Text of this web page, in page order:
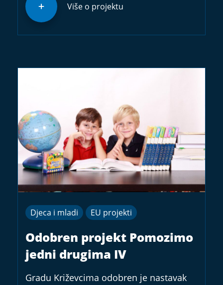
Više o projektu
Djeca i mladi EU projekti
Odobren projekt Pomozimo
jedni drugima IV
Gradu Križevcima odobren je nastavak